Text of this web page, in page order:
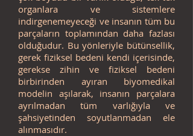
organlara ve sistemlere
indirgenemeyeceği ve insanın tüm bu
parçaların toplamından daha fazlası
olduğudur. Bu yönleriyle bütünsellik,
gerek fiziksel bedeni kendi içerisinde,
gerekse zihin ve fiziksel bedeni
birbirinden ayıran biyomedikal
modelin aşılarak, insanın parçalara
ayrılmadan tüm varlığıyla ve
şahsiyetinden soyutlanmadan ele
alınmasıdır.